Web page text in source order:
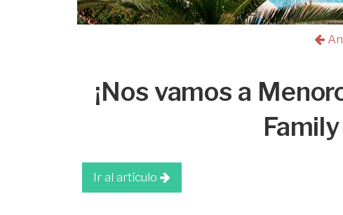
¡Nos vamos a
Ir al artículo